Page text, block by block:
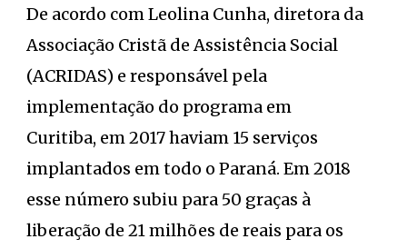
De acordo com Leolina Cunha, diretora da
Associação Cristã de Assistência Social
(ACRIDAS) e responsável pela
implementação do programa em
Curitiba, em 2017 haviam 15 serviços
implantados em todo o Paraná. Em 2018
esse número subiu para 50 graças à
liberação de 21 milhões de reais para os